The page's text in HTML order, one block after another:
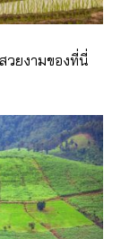
วยงามของที่นี่